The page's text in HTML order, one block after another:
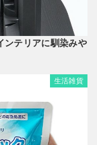
ンテリアに馴染みや
生活雑貨